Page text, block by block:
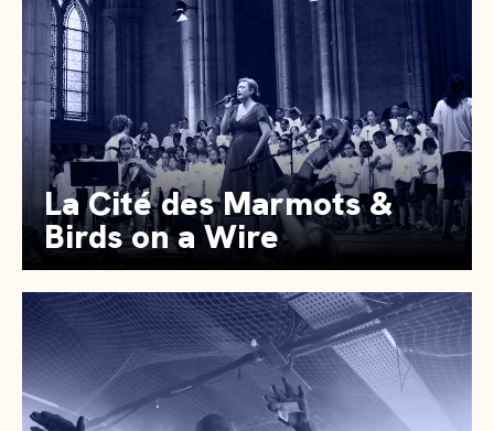
La Cité des Marmots &
Birds on a Wire